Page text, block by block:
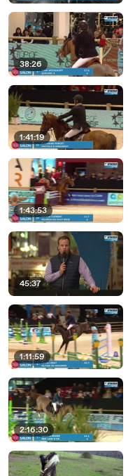
38:26
1:41:19
1:43:53
45:37
1:11:59
2:16:30